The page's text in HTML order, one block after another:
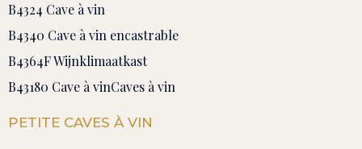
B4324 Cave à vin
B4340 Cave à vin encastrable
B4364F Wijnklimaatkast
B43180 Cave à vinCaves à vin
PETITE CAVES À VIN